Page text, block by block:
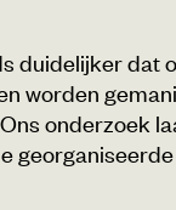
duidelijker dat
worden
onderzoek